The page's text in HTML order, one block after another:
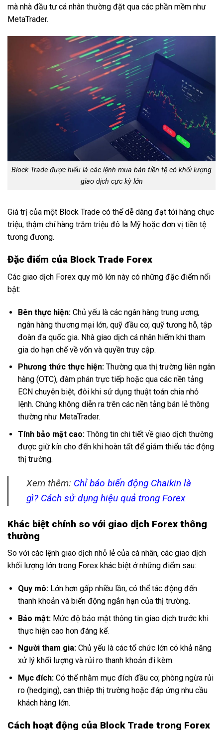
mà nhà đầu tư cá nhân thường đặt qua các phần mềm như
MetaTrader.
Block Trade được hiểu là các lệnh mua bán tiền tệ có khối lượng
giao dịch cực kỳ lớn
Giá trị của một Block Trade có thể dễ dàng đạt tới hàng chục
triệu, thậm chí hàng trăm triệu đô la Mỹ hoặc đơn vị tiền tệ
tương đương.
Đặc điểm của Block Trade Forex
Các giao dịch Forex quy mô lớn này có những đặc điểm nổi
bật:
Bên thực hiện:Chủ yếu là các ngân hàng trung ương,
ngân hàng thương mại lớn, quỹ đầu cơ, quỹ tương hỗ, tập
đoàn đa quốc gia. Nhà giao dịch cá nhân hiếm khi tham
gia do hạn chế về vốn và quyền truy cập.
Phương thức thực hiện:Thường qua thị trường liên ngân
hàng (OTC), đàm phán trực tiếp hoặc qua các nền tảng
ECN chuyên biệt, đôi khi sử dụng thuật toán chia nhỏ
lệnh. Chúng không diễn ra trên các nền tảng bán lẻ thông
thường như MetaTrader.
Tính bảo mật cao:Thông tin chi tiết về giao dịch thường
được giữ kín cho đến khi hoàn tất để giảm thiểu tác động
thị trường.
Xem thêm: Chỉ báo biến động Chaikin là
gì? Cách sử dụng hiệu quả trong Forex
Khác biệt chính so với giao dịch Forex thông
thường
So với các lệnh giao dịch nhỏ lẻ của cá nhân, các giao dịch
khối lượng lớn trong Forex khác biệt ở những điểm sau:
Quy mô:Lớn hơn gấp nhiều lần, có thể tác động đến
thanh khoản và biến động ngắn hạn của thị trường.
Bảo mật:Mức độ bảo mật thông tin giao dịch trước khi
thực hiện cao hơn đáng kể.
Người tham gia:Chủ yếu là các tổ chức lớn có khả năng
xử lý khối lượng và rủi ro thanh khoản đi kèm.
Mục đích:Có thể nhằm mục đích đầu cơ, phòng ngừa rủi
ro (hedging), can thiệp thị trường hoặc đáp ứng nhu cầu
khách hàng lớn.
Cách hoạt động của Block Trade trong Forex